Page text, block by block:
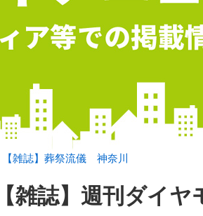
【雑誌】葬祭流儀 神奈川
【雑誌】週刊ダイヤ